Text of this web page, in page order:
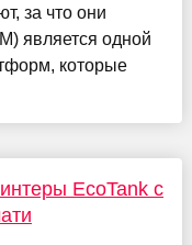
за что они
является одной
которые
EcoTank с